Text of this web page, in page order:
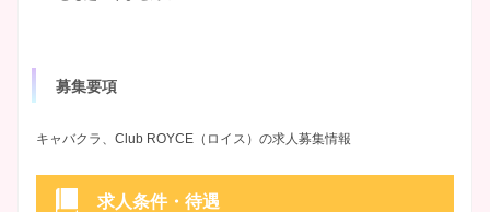
募集要項
キャバクラ、Club ROYCE（ロイス）の求人募集情報
求人条件・待遇